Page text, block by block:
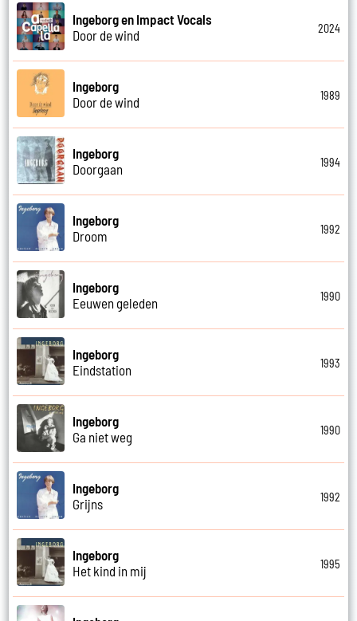
Ingeborg en Impact Vocals
Door de wind
2024
Ingeborg
Door de wind
1989
Ingeborg
Doorgaan
1994
Ingeborg
Droom
1992
Ingeborg
Eeuwen geleden
1990
Ingeborg
Eindstation
1993
Ingeborg
Ga niet weg
1990
Ingeborg
Grijns
1992
Ingeborg
Het kind in mij
1995